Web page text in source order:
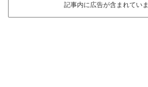
記事内に広告が含まれていま